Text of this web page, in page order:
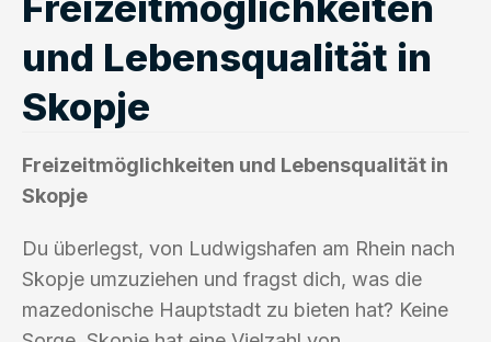
und Lebensqualität in
Skopje
Freizeitmöglichkeiten und Lebensqualität in
Skopje
Du überlegst, von Ludwigshafen am Rhein nach
Skopje umzuziehen und fragst dich, was die
mazedonische Hauptstadt zu bieten hat? Keine